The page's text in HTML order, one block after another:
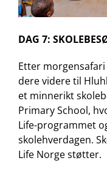
DAG 7:
Etter
dere videre til
et minnerikt
Primary School,
Life-programmet
skolehverdagen.
Life Norge støtter.